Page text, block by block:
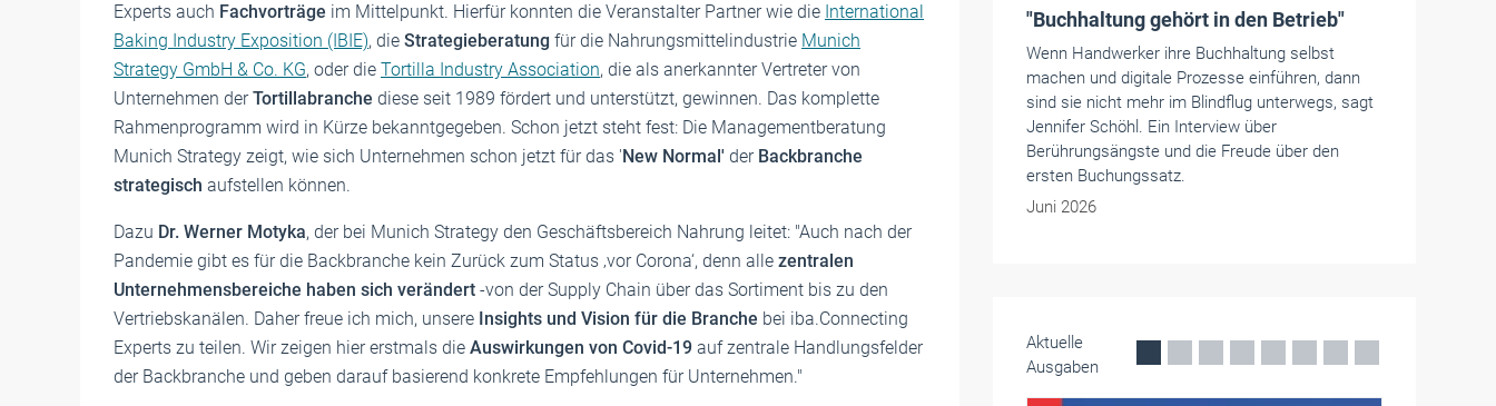
Experts auch Fachvorträge im Mittelpunkt. Hierfür konnten die Veranstalter Partner wie die International
Baking Industry Exposition (IBIE), die Strategieberatung für die Nahrungsmittelindustrie Munich
Strategy GmbH & Co. KG, oder die Tortilla Industry Association, die als anerkannter Vertreter von
Unternehmen derTortillabranche diese seit 1989 fördert und unterstützt, gewinnen. Das komplette
Rahmenprogramm wird in Kürze bekanntgegeben. Schon jetzt steht fest: Die Managementberatung
Munich Strategy zeigt, wie sich Unternehmen schon jetzt für das 'New Normal' der Backbranche
strategisch aufstellen können.
Dazu Dr. Werner Motyka, der bei Munich Strategy den Geschäftsbereich Nahrung leitet: "Auch nach der
Pandemie gibt es für die Backbranche kein Zurück zum Status ‚vor Corona‘, denn alle zentralen
Unternehmensbereiche haben sich verändert -von der Supply Chain über das Sortiment bis zu den
Vertriebskanälen. Daher freue ich mich, unsere Insights und Vision für die Branche bei iba.Connecting
Experts zu teilen. Wir zeigen hier erstmals die Auswirkungen von Covid-19 auf zentrale Handlungsfelder
der Backbranche und geben darauf basierend konkrete Empfehlungen für Unternehmen."
Digitalisierung der
Arbeitsbühnenvermietung: Flexibel und
papierlos
Mateco digitalisiert die Arbeitsbühnenvermietung
mit dem Online-Portal mymateco, der App
mateco GO und vollständig papierlosen
Prozessen für effiziente Mietabläufe.
Mai 2026
Aktuelle
Ausgaben